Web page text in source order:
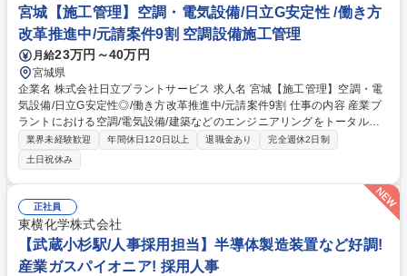
作成 ■工事に関係する公的書類の作成および提出 ★各種手当や福利厚生が
充実しており、土日祝休の年休120日、完全週休二日制で働きやすい環境
が整備されています。 募集職種 一般建築から「プラント」の領域へ／技
術の深さを追求する電気施工管理
宮城【施工管理】空調・電気設備/日立G安定性 /働き方
改革推進中/元請案件9割 空調設備施工管理
月給23万円～40万円
宮城県
企業名 株式会社日立プラントサービス 求人名 宮城【施工管理】空調・電
気設備/日立G安定性◎/働き方改革推進中/元請案件9割 仕事の内容 産業プ
ラントにおける空調/電気設備/建築などのエンジニアリングをトータルで
手がけている日立Gの安定した基盤を持つ当社にて元請案件における施工
管理をお任せ。9期連続で過去最高益を更新中(売上1,200億)です！ ■設計
図書と照合、設計図通り施工が実施されているか確認■施工工程の打ち合
わせ■協力会社を含めた全体管理■竣工後、クライアントへ引き渡し時の試
運転/調整※原則クライアントはゼネコンではなくメーカーです【魅力】約
7,8割が自社請け案件。設計～施工管理～保守サービスまで自社で抱えプ
ロジェクトを一気通貫で円滑に遂行。半導体クリーンルーム/バイオ医薬品
プラント/食品プラントなど高度案件にてスキルアップ可能。 募集職種 宮
城【施工管理】空調・電気設備/日立G安定性◎/働き方改革推進中/元請案
業界未経験歓迎 年間休日120日以上 退職金あり
完全週休2日制
土日祝休み
正社員
東横化学株式会社
【武蔵小杉駅/人事採用担当】半導体製造装置など好調!
産業ガスパイオニア! 採用人事